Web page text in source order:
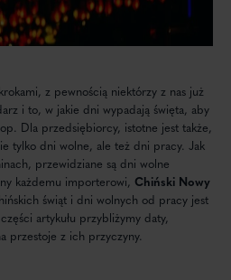
z pewnością niektórzy z nas już
i to, w jakie dni wypadają święta, aby
Dla przedsiębiorcy, istotne jest także,
tylko dni wolne, ale też dni pracy. Jak
przewidziane są dni wolne
każdemu importerowi, Chiński Nowy
świąt i dni wolnych od pracy jest
artykułu przybliżymy daty,
przestoje z ich przyczyny.